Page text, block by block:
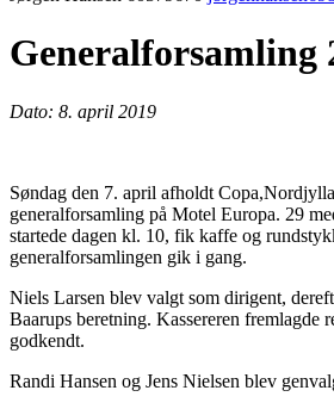
Generalforsamling
Dato: 8. april 2019
Søndag den 7. april afholdt
generalforsamling på Motel Europa. 29
startede dagen kl. 10, fik kaffe og
generalforsamlingen gik i gang.
Niels Larsen blev valgt som dirigent,
Baarups beretning. Kassereren fremlagde
godkendt.
Randi Hansen og Jens Nielsen blev